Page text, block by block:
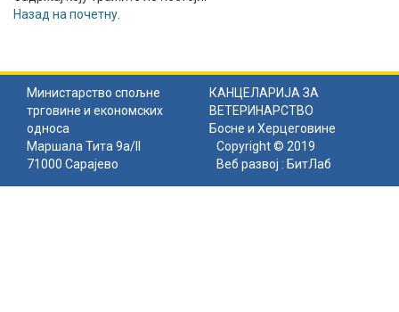
Назад на почетну
Министарство спољне
трговине и економских
односа
КАНЦЕЛАРИЈА ЗА
ВЕТЕРИНАРСТВО
Босне и Херцеговине
Маршала Тита 9а/II
71000 Сарајево
Copyright © 2019
Веб развој : БитЛаб